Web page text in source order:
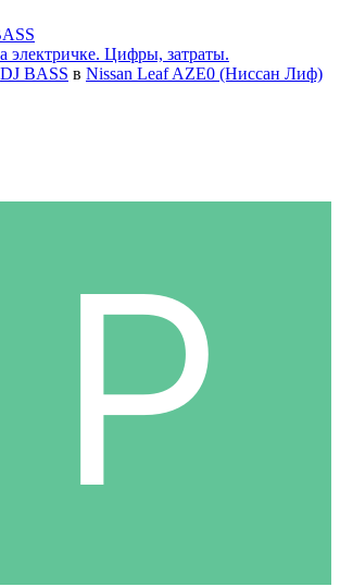
электричке. Цифры, затраты.
DJ BASS в Nissan Leaf AZE0 (Ниссан Лиф)